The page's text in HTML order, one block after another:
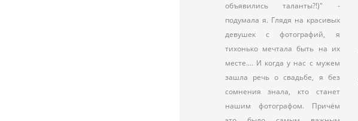
объявились таланты?!)" -
подумала я. Глядя на красивых
девушек с фотографий, я
тихонько мечтала быть на их
месте.... И когда у нас с мужем
зашла речь о свадьбе, я без
сомнения знала, кто станет
нашим фотографом. Причём